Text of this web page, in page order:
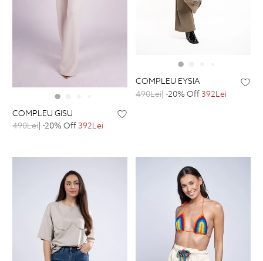
COMPLEU GISU
490Lei| -20% Off392Lei
COMPLEU EYSIA
490Lei| -20% Off392Lei